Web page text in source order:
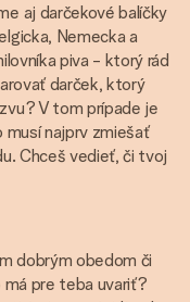
aj darčekové balíčky
Nemecka a
piva - ktorý rád
darček, ktorý
V tom prípade je
musí najprv zmiešať
Chceš vedieť, či tvoj
dobrým obedom či
pre teba uvariť?